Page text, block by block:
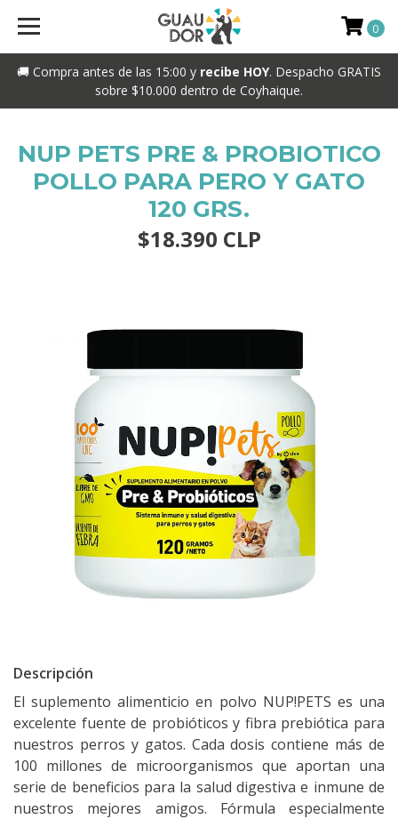
🚚 Compra antes de las 15:00 y recibe HOY. Despacho GRATIS
sobre $10.000 dentro de Coyhaique.
0
NUP PETS PRE & PROBIOTICO
POLLO PARA PERO Y GATO
120 GRS.
$18.390 CLP
Descripción
El suplemento alimenticio en polvo NUP!PETS es una
excelente fuente de probióticos y fibra prebiótica para
nuestros perros y gatos. Cada dosis contiene más de
100 millones de microorganismos que aportan una
serie de beneficios para la salud digestiva e inmune de
nuestros mejores amigos. Fórmula especialmente